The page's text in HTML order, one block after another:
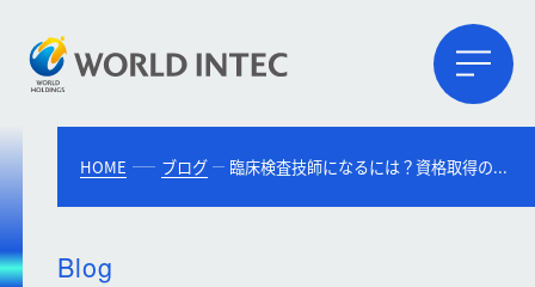
HOME ブログ 臨床検査技師になるには？資格取得の最短ルート・学費・試験の難易度を徹底解説
Blog